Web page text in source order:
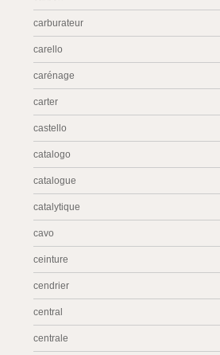
carburateur
carello
carénage
carter
castello
catalogo
catalogue
catalytique
cavo
ceinture
cendrier
central
centrale